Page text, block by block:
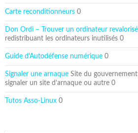
Carte reconditionneurs 0
Don Ordi – Trouver un ordinateur revalorisé
redistribuant les ordinateurs inutilisés 0
Guide d'Autodéfense numérique 0
Signaler une arnaque Site du
signaler un site d’arnaque ou autre 0
Tutos Asso-Linux 0